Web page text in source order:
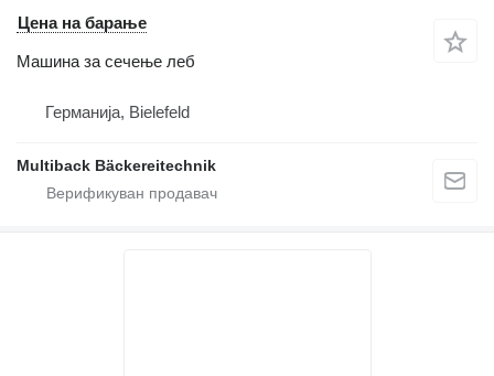
Цена на барање
Машина за сечење леб
Германија, Bielefeld
Multiback Bäckereitechnik